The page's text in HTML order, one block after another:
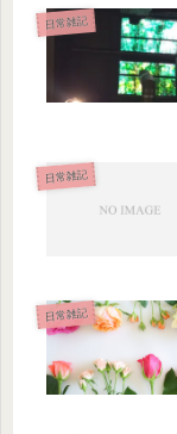
日常雑記
日常雑記
日常雑記